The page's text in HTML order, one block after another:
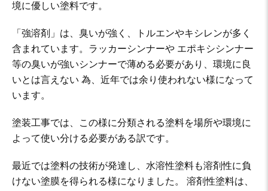
境に優しい塗料です。
「強溶剤」は、臭いが強く、トルエンやキシレンが多く
含まれています。ラッカーシンナーや エポキシシンナー
等の臭いが強いシンナーで薄める必要があり、環境に良
いとは言えない 為、近年では余り使われない様になって
います。
塗装工事では、この様に分類される塗料を場所や環境に
よって使い分ける必要がある訳です。
最近では塗料の技術が発達し、水溶性塗料も溶剤性に負
けない塗膜を得られる様になりました。 溶剤性塗料は、